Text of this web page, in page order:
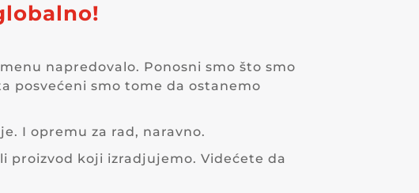
napredovalo. Ponosni smo što smo
posvećeni smo tome da ostanemo
I opremu za rad, naravno.
proizvod koji izradjujemo. Videćete da